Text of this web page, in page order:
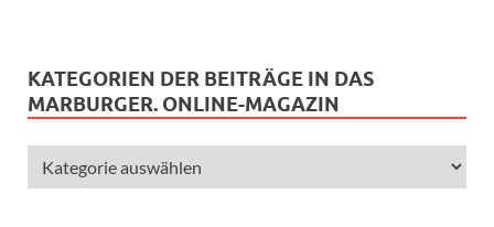
KATEGORIEN DER BEITRÄGE IN DAS
MARBURGER. ONLINE-MAGAZIN